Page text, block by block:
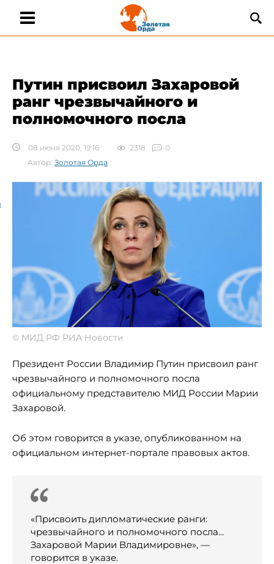
​Путин присвоил Захаровой
ранг чрезвычайного и
полномочного посла
08 июня 2020, 19:16 2318
0
Автор: Золотая Орда
© МИД РФ РИА Новости
Президент России Владимир Путин присвоил ранг
чрезвычайного и полномочного посла
официальному представителю МИД России Марии
Захаровой.
Об этом говорится в указе, опубликованном на
официальном интернет-портале правовых актов.
«Присвоить дипломатические ранги:
чрезвычайного и полномочного посла...
Захаровой Марии Владимировне», —
говорится в указе.